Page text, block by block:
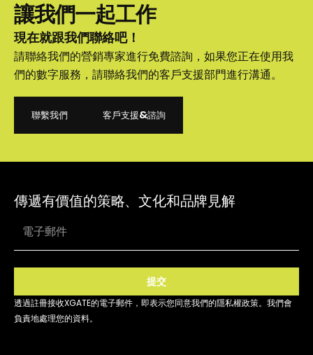
讓我們一起工作
現在就跟我們聯絡吧！
請聯絡我們的營銷專家進行免費諮詢，如果您正在使用我
們的數字服務，請聯絡我們的客戶支援部門進行溝通。
聯繫我們
客戶支援&諮詢
傳遞有價值的策略、文化和品牌見解
提交
透過註冊接收XGATE的電子郵件，即表示您同意我們的隱私權政策。我們會
負責地處理您的資料。